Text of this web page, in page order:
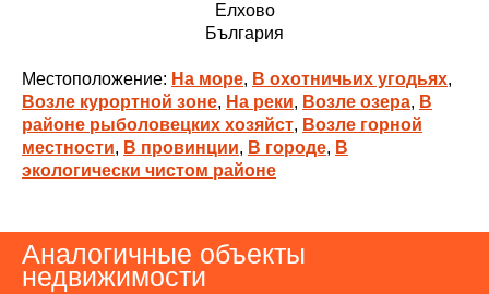
Елхово
България
Местоположение: На море, В охотничьих угодьях,
Возле курортной зоне, На реки, Возле озера, В
районе рыболовецких хозяйст, Возле горной
местности, В провинции, В городе, В
экологически чистом районе
Аналогичные объекты
недвижимости